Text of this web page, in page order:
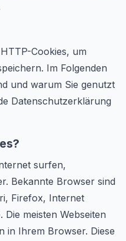
Cookies, um
Im Folgenden
und warum Sie genutzt
Datenschutzerklärung
surfen,
Bekannte Browser sind
Firefox, Internet
meisten Webseiten
in Ihrem Browser. Diese